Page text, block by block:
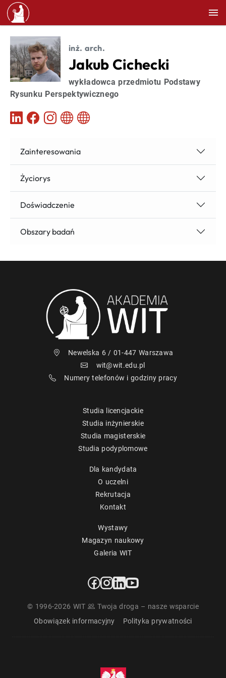
inż. arch.
Jakub Cichecki
wykładowca przedmiotu Podstawy
Rysunku Perspektywicznego
Zainteresowania
Życiorys
Doświadczenie
Obszary badań
Newelska 6 / 01-447 Warszawa
wit@wit.edu.pl
Numery telefonów i godziny pracy
Studia licencjackie
Studia inżynierskie
Studia magisterskie
Studia podyplomowe
Dla kandydata
O uczelni
Rekrutacja
Kontakt
Wystawy
Magazyn naukowy
Galeria WIT
© 1996-2026 WIT
Twoja droga – nasze wsparcie
Obowiązek informacyjny
Polityka prywatności